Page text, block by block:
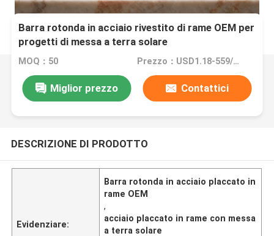
Barra rotonda in acciaio rivestito di rame OEM per
progetti di messa a terra solare
MOQ：50 Prezzo：USD1.18-559/PCS
Miglior prezzo Contattici
DESCRIZIONE DI PRODOTTO
Evidenziare:
Barra rotonda in acciaio placcato in
rame OEM
,
acciaio placcato in rame con messa
a terra solare